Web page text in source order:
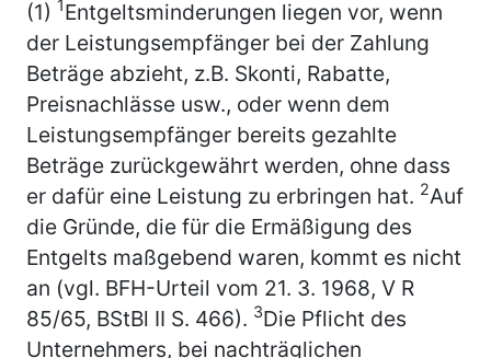
(1) 1Entgeltsminderungen liegen vor, wenn
der Leistungsempfänger bei der Zahlung
Beträge abzieht, z.B. Skonti, Rabatte,
Preisnachlässe usw., oder wenn dem
Leistungsempfänger bereits gezahlte
Beträge zurückgewährt werden, ohne dass
er dafür eine Leistung zu erbringen hat. 2Auf
die Gründe, die für die Ermäßigung des
Entgelts maßgebend waren, kommt es nicht
an (vgl. BFH-Urteil vom 21. 3. 1968, V R
85/65, BStBl II S. 466). 3Die Pflicht des
Unternehmers, bei nachträglichen